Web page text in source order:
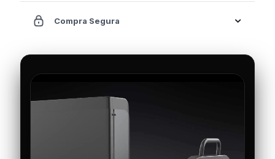
Compra Segura